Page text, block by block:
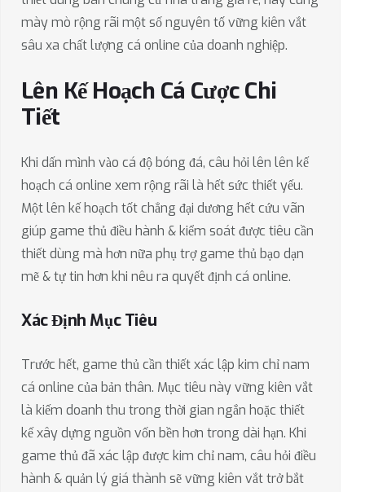
mày mò rộng rãi một số nguyên tố vững kiên vắt
sâu xa chất lượng cá online của doanh nghiệp.
Lên Kế Hoạch Cá Cược Chi
Tiết
Khi dấn mình vào cá độ bóng đá, câu hỏi lên lên kế
hoạch cá online xem rộng rãi là hết sức thiết yếu.
Một lên kế hoạch tốt chẳng đại dương hết cứu vãn
giúp game thủ điều hành & kiểm soát được tiêu cần
thiết dùng mà hơn nữa phụ trợ game thủ bạo dạn
mẽ & tự tin hơn khi nêu ra quyết định cá online.
Xác Định Mục Tiêu
Trước hết, game thủ cần thiết xác lập kim chỉ nam
cá online của bản thân. Mục tiêu này vững kiên vắt
là kiếm doanh thu trong thời gian ngắn hoặc thiết
kế xây dựng nguồn vốn bền hơn trong dài hạn. Khi
game thủ đã xác lập được kim chỉ nam, câu hỏi điều
hành & quản lý giá thành sẽ vững kiên vắt trở bắt